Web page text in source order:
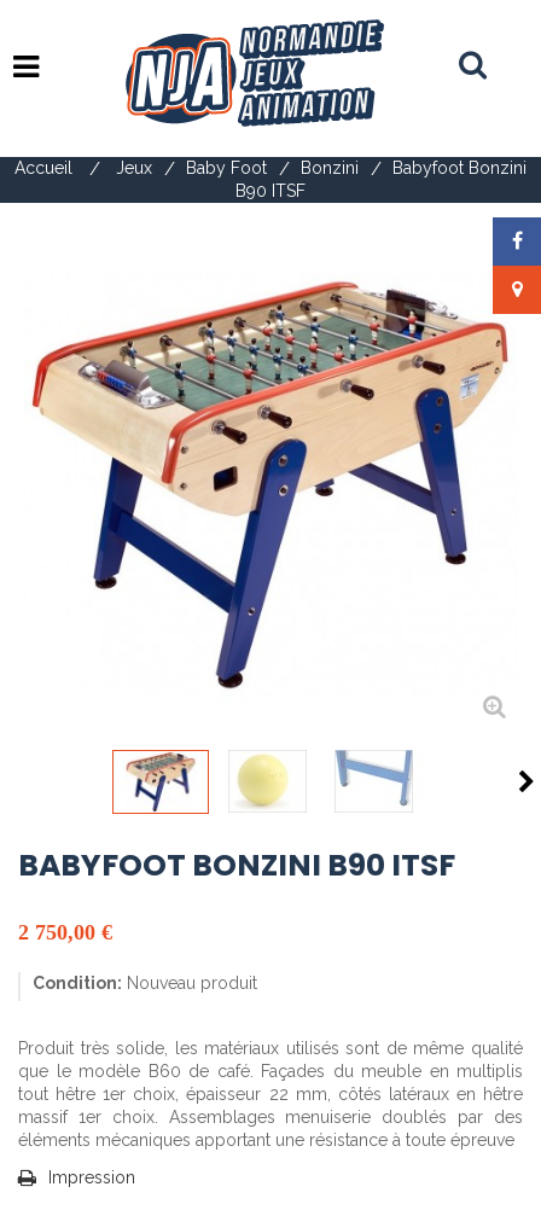
Basculer
navigation
Accueil > Jeux > Baby Foot > Bonzini >
Babyfoot Bonzini
B90 ITSF
BABYFOOT BONZINI B90 ITSF
2 750,00 €
Condition: Nouveau produit
Produit très solide, les matériaux utilisés sont de même qualité
que le modèle B60 de café. Façades du meuble en multiplis
tout hêtre 1er choix, épaisseur 22 mm, côtés latéraux en hêtre
massif 1er choix. Assemblages menuiserie doublés par des
éléments mécaniques apportant une résistance à toute épreuve
Impression